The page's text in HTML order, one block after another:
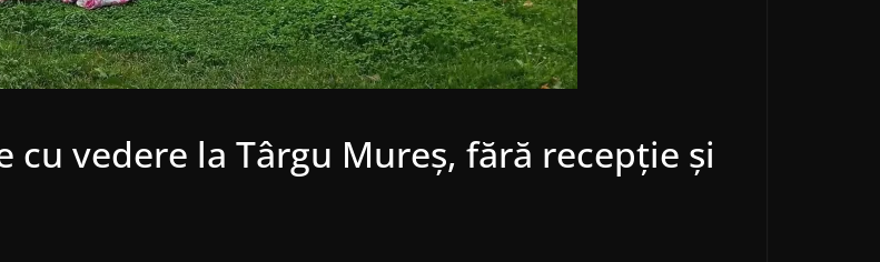
cu vedere la Târgu Mureș, fără recepție și